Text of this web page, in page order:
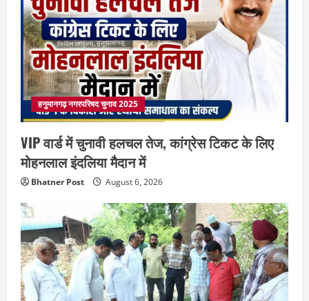
हनुमानगढ़ नगरपरिषद चुनाव 2025
VIP वार्ड में चुनावी हलचल तेज, कांग्रेस टिकट के लिए
मोहनलाल इंदलिया मैदान में
Bhatner Post August 6, 2026